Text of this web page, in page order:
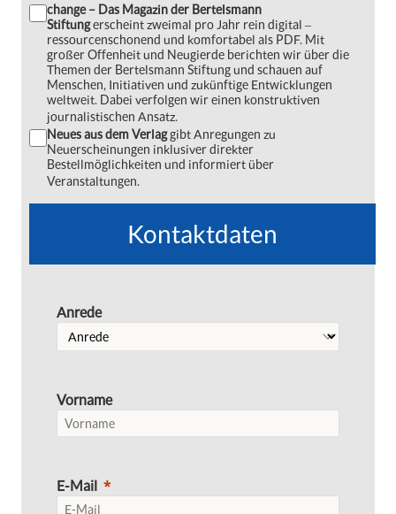
change – Das Magazin der Bertelsmann
Stiftungerscheint zweimal pro Jahr rein digital ‒
ressourcenschonend und komfortabel als PDF. Mit
großer Offenheit und Neugierde berichten wir über die
Themen der Bertelsmann Stiftung und schauen auf
Menschen, Initiativen und zukünftige Entwicklungen
weltweit. Dabei verfolgen wir einen konstruktiven
journalistischen Ansatz.
Neues aus dem Verlaggibt Anregungen zu
Neuerscheinungen inklusiver direkter
Bestellmöglichkeiten und informiert über
Veranstaltungen.
Kontaktdaten
Anrede
Vorname
E-Mail